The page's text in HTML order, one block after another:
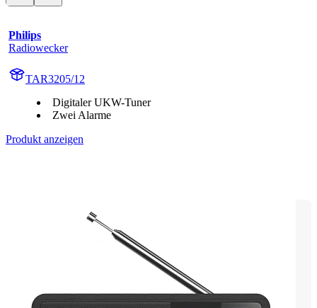
Philips
Radiowecker
TAR3205/12
Digitaler UKW-Tuner
Zwei Alarme
Produkt anzeigen